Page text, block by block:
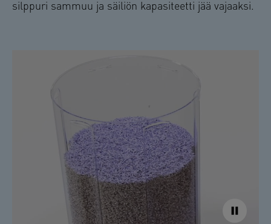
silppuri sammuu ja säiliön kapasiteetti jää vajaaksi.